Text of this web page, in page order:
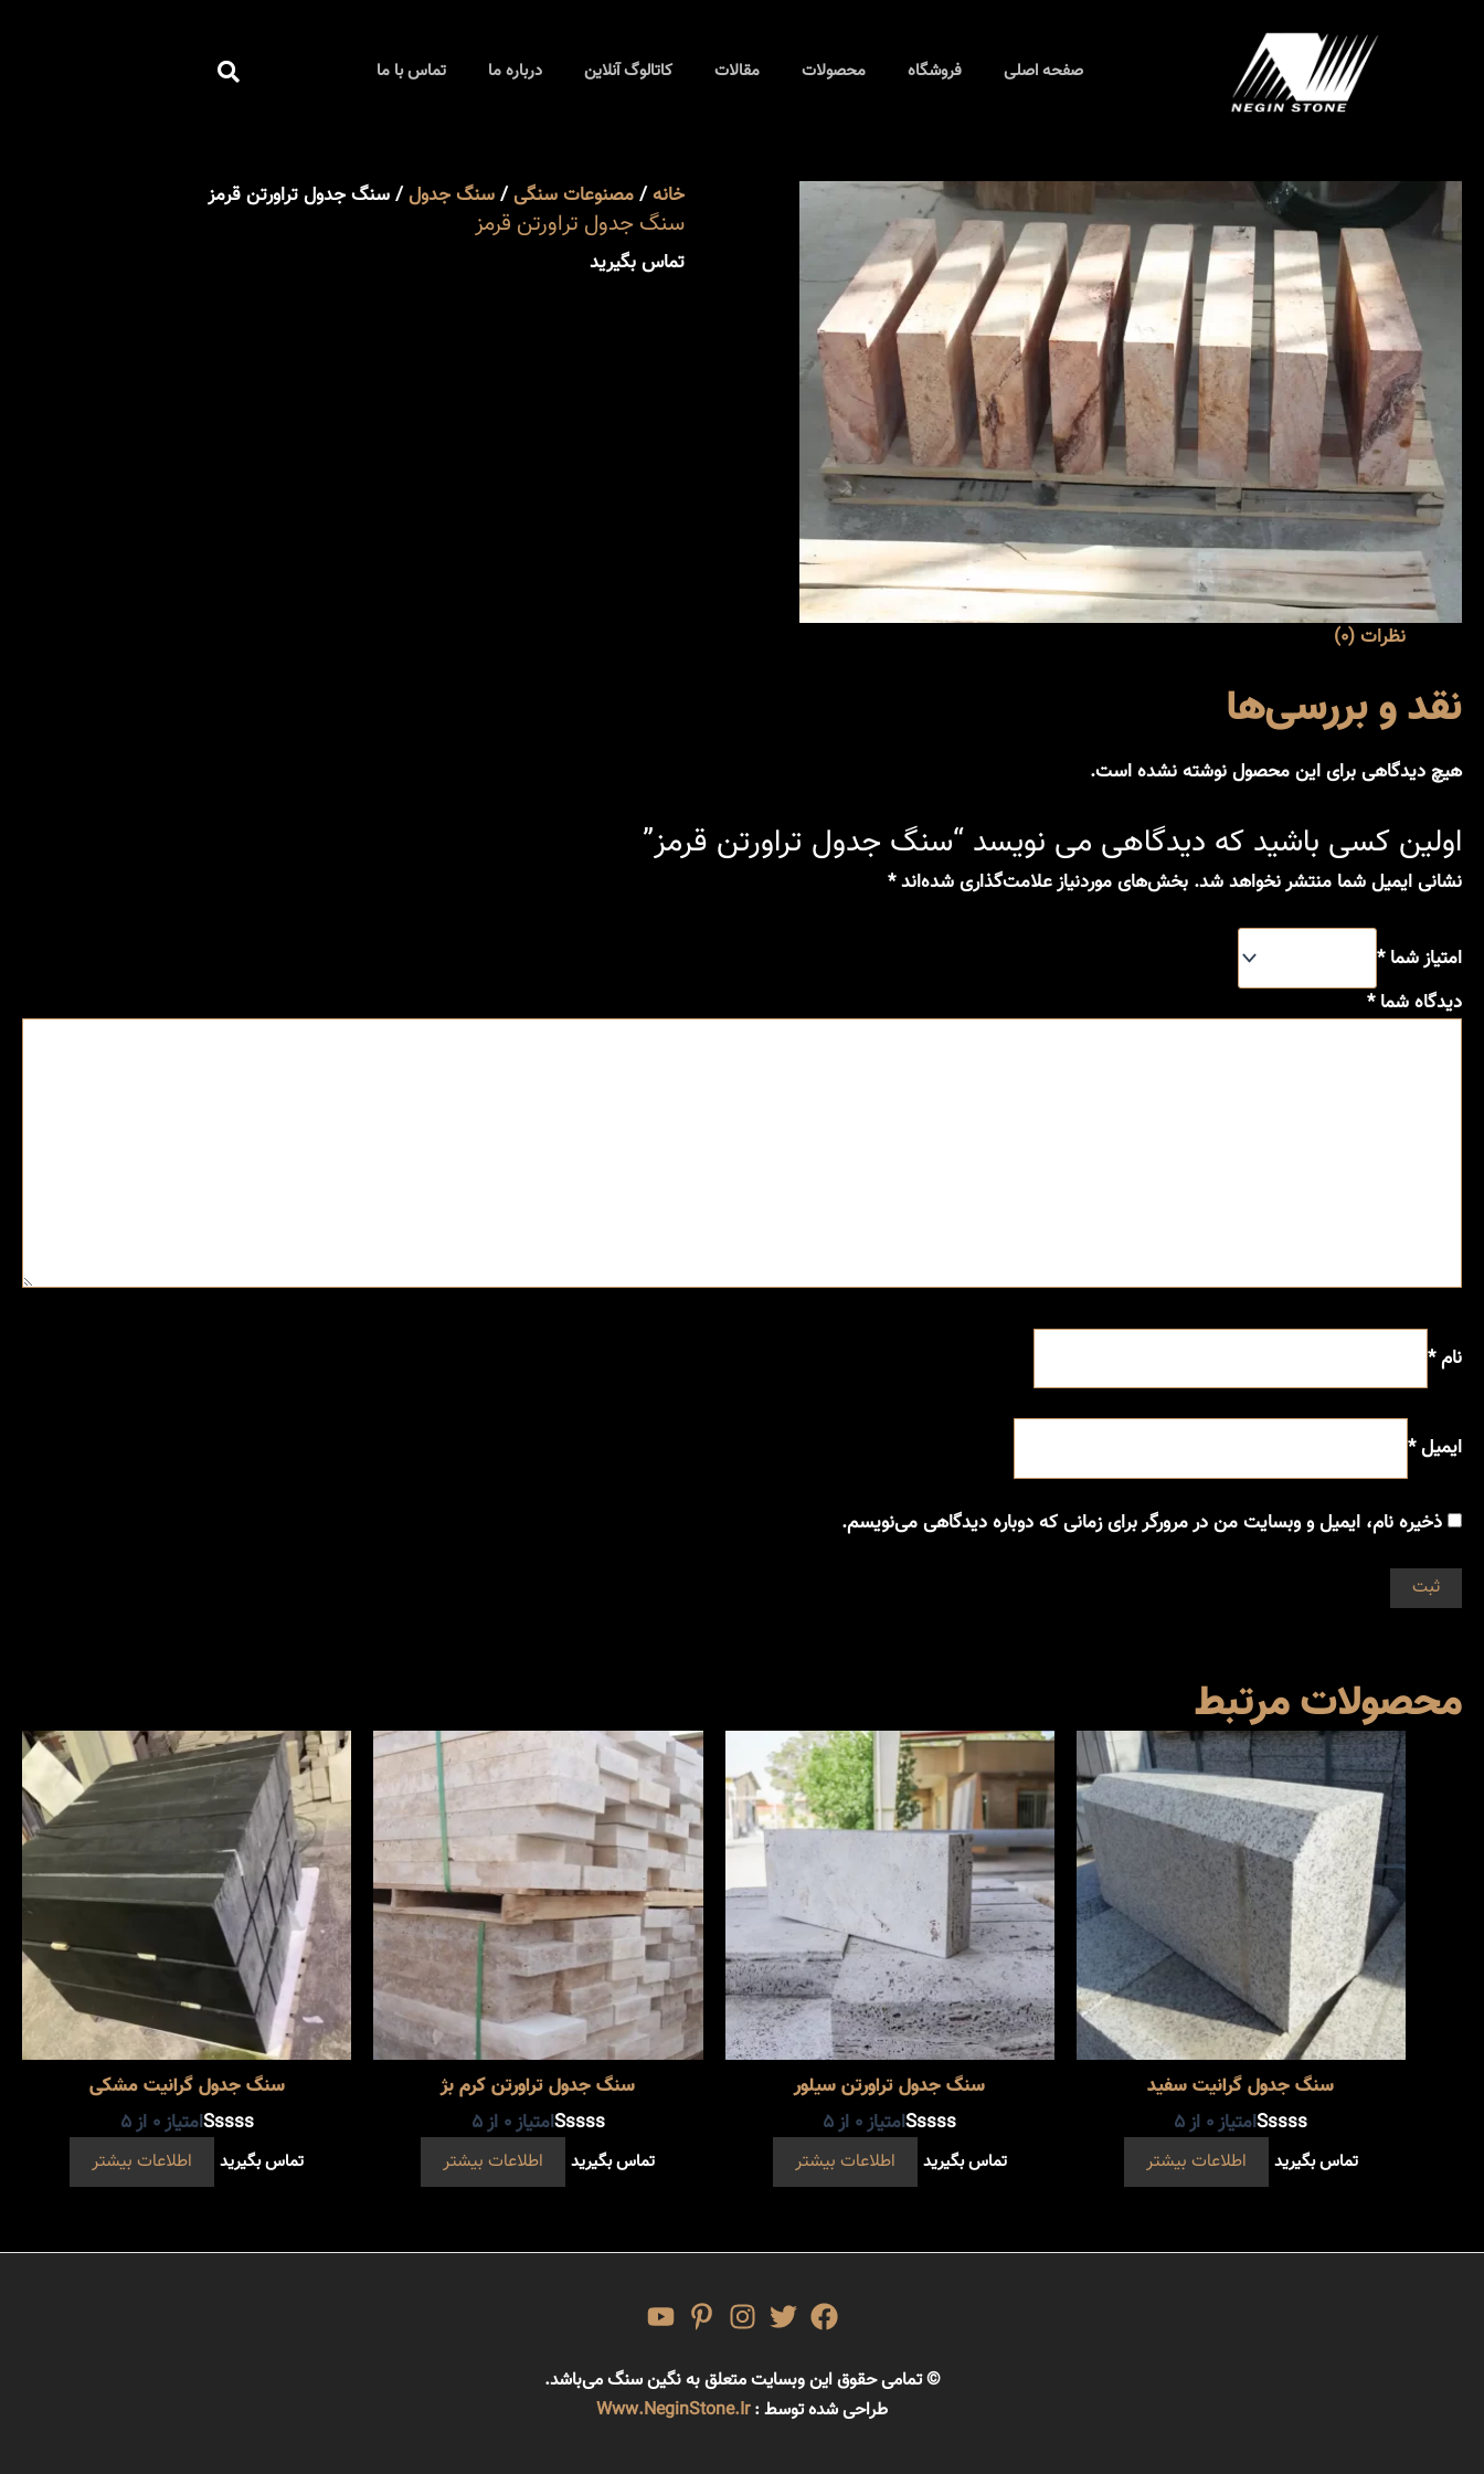
صفحه اصلی فروشگاه محصولات مقالات کاتالوگ آنلاین درباره ما تماس با ما جستجو
کردن
خانه/مصنوعات سنگی/سنگ جدول/ سنگ جدول تراورتن قرمز
سنگ جدول تراورتن قرمز
تماس بگیرید
نظرات (0)
نقد و بررسی‌ها
هیچ دیدگاهی برای این محصول نوشته نشده است.
اولین کسی باشید که دیدگاهی می نویسد “سنگ جدول تراورتن قرمز”
نشانی ایمیل شما منتشر نخواهد شد. بخش‌های موردنیاز علامت‌گذاری شده‌اند*
امتیاز شما*
دیدگاه شما*
نام*
ایمیل*
ذخیره نام، ایمیل و وبسایت من در مرورگر برای زمانی که دوباره دیدگاهی می‌نویسم.
محصولات مرتبط
سنگ جدول گرانیت سفید
امتیاز0 از 5
تماس بگیرید اطلاعات بیشتر
سنگ جدول تراورتن سیلور
امتیاز0 از 5
تماس بگیرید اطلاعات بیشتر
سنگ جدول تراورتن کرم بژ
امتیاز0 از 5
تماس بگیرید اطلاعات بیشتر
سنگ جدول گرانیت مشکی
امتیاز0 از 5
تماس بگیرید اطلاعات بیشتر
© تمامی حقوق این وبسایت متعلق به نگین سنگ می‌باشد.
طراحی شده توسط :Www.NeginStone.ir